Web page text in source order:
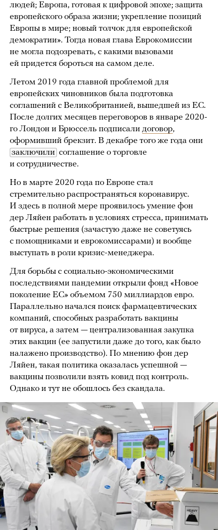
людей; Европа, готовая к цифровой эпохе; защита
европейского образа жизни; укрепление позиций
Европы в мире; новый толчок для европейской
демократии». Тогда новая глава Еврокомиссии
не могла подозревать, с какими вызовами
ей придется бороться на самом деле.
Летом 2019 года главной проблемой для
европейских чиновников была подготовка
соглашений с Великобританией, вышедшей из ЕС.
После долгих месяцев переговоров в январе 2020-
го Лондон и Брюссель подписали договор,
оформивший брекзит. В декабре того же года они
заключили соглашение о торговле
и сотрудничестве.
Но в марте 2020 года по Европе стал
стремительно распространяться коронавирус.
И здесь в полной мере проявилось умение фон
дер Ляйен работать в условиях стресса, принимать
быстрые решения (зачастую даже не советуясь
с помощниками и еврокомиссарами) и вообще
выступать в роли кризис-менеджера.
Для борьбы с социально-экономическими
последствиями пандемии открыли фонд «Новое
поколение ЕС» объемом 750 миллиардов евро.
Параллельно начался поиск фармацевтических
компаний, способных разработать вакцины
от вируса, а затем — централизованная закупка
этих вакцин (ее запустили даже до того, как было
налажено производство). По мнению фон дер
Ляйен, такая политика оказалась успешной —
вакцины позволили взять ковид под контроль.
Однако и тут не обошлось без скандала.